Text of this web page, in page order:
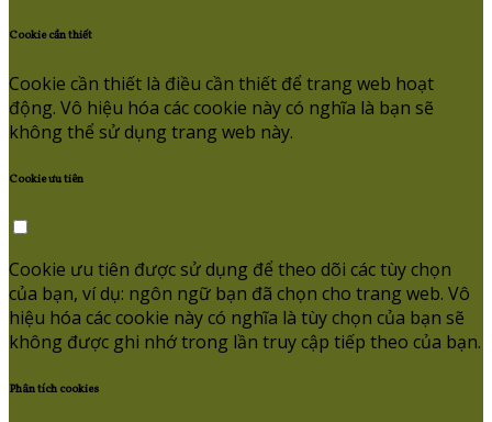
Cookie cần thiết
Cookie cần thiết là điều cần thiết để trang web hoạt
động. Vô hiệu hóa các cookie này có nghĩa là bạn sẽ
không thể sử dụng trang web này.
Cookie ưu tiên
Cookie ưu tiên được sử dụng để theo dõi các tùy chọn
của bạn, ví dụ: ngôn ngữ bạn đã chọn cho trang web. Vô
hiệu hóa các cookie này có nghĩa là tùy chọn của bạn sẽ
không được ghi nhớ trong lần truy cập tiếp theo của bạn.
Phân tích cookies